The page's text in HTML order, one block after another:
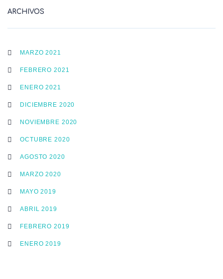
ARCHIVOS
MARZO 2021
FEBRERO 2021
ENERO 2021
DICIEMBRE 2020
NOVIEMBRE 2020
OCTUBRE 2020
AGOSTO 2020
MARZO 2020
MAYO 2019
ABRIL 2019
FEBRERO 2019
ENERO 2019